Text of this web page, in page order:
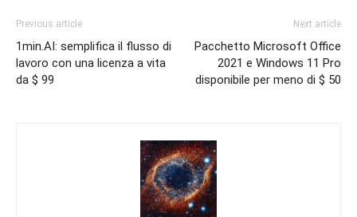
Previous article
1min.AI: semplifica il flusso di
lavoro con una licenza a vita
da $ 99
Next article
Pacchetto Microsoft Office
2021 e Windows 11 Pro
disponibile per meno di $ 50